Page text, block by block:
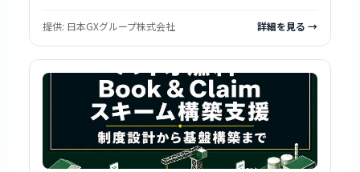
提供: 日本GXグループ株式会社 詳細を見る →